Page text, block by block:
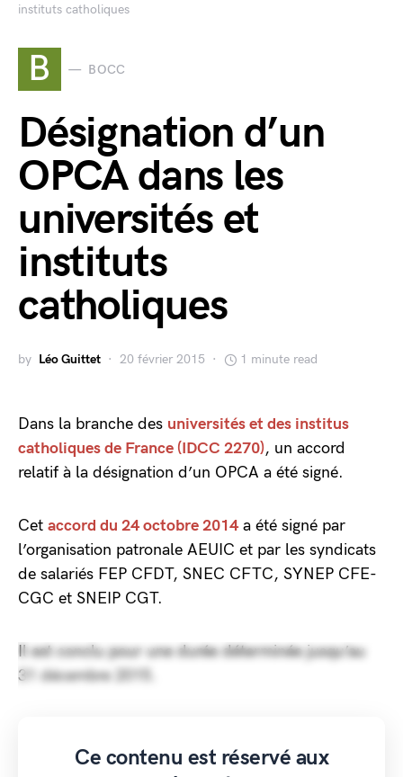
instituts catholiques
B BOCC
Désignation d’un
OPCA dans les
universités et
instituts
catholiques
by Léo Guittet 20 février 2015 1 minute read
Dans la branche des universités et des institus
catholiques de France (IDCC 2270), un accord
relatif à la désignation d’un OPCA a été signé.
Cet accord du 24 octobre 2014a été signé par
l’organisation patronale AEUIC et par les syndicats
de salariés FEP CFDT, SNEC CFTC, SYNEP CFE-
CGC et SNEIP CGT.
Il est conclu pour une durée déterminée jusqu’au
31 décembre 2015.
Ce contenu est réservé aux